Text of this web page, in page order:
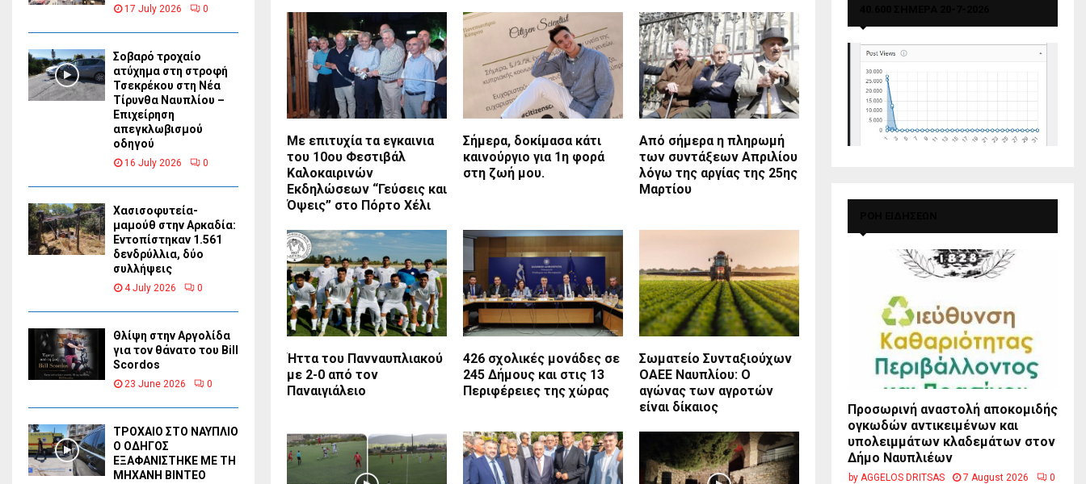
Με επιτυχία τα εγκαινια
του 10ου Φεστιβάλ
Καλοκαιρινών
Εκδηλώσεων “Γεύσεις και
Όψεις” στο Πόρτο Χέλι
Σήμερα, δοκίμασα κάτι
καινούργιο για 1η φορά
στη ζωή μου.
Από σήμερα η πληρωμή
των συντάξεων Απριλίου
λόγω της αργίας της 25ης
Μαρτίου
Ήττα του Πανναυπλιακού
με 2-0 από τον
Παναιγιάλειο
426 σχολικές μονάδες σε
245 Δήμους και στις 13
Περιφέρειες της χώρας
Σωματείο Συνταξιούχων
ΟΑΕΕ Ναυπλίου: Ο
αγώνας των αγροτών
είναι δίκαιος
17 July 2026 0
Σοβαρό τροχαίο
ατύχημα στη στροφή
Τσεκρέκου στη Νέα
Τίρυνθα Ναυπλίου –
Επιχείρηση
απεγκλωβισμού
οδηγού
16 July 2026 0
Χασισοφυτεία-
μαμούθ στην Αρκαδία:
Εντοπίστηκαν 1.561
δενδρύλλια, δύο
συλλήψεις
4 July 2026 0
Θλίψη στην Αργολίδα
για τον θάνατο του Bill
Scordos
23 June 2026 0
ΤΡΟΧΑΙΟ ΣΤΟ ΝΑΥΠΛΙΟ
Ο ΟΔΗΓΟΣ
ΕΞΑΦΑΝΙΣΤΗΚΕ ΜΕ ΤΗ
ΜΗΧΑΝΗ ΒΙΝΤΕΟ
Προσωρινή αναστολή αποκομιδής
ογκωδών αντικειμένων και
υπολειμμάτων κλαδεμάτων στον
Δήμο Ναυπλιέων
by AGGELOS DRITSAS 7 August 2026 0